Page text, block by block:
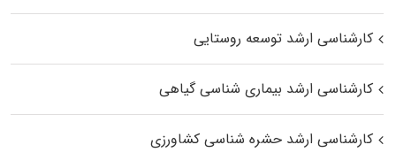
کارشناسی ارشد توسعه روستایی
کارشناسی ارشد بیماری‌ شناسی گیاهی
کارشناسی ارشد حشره‌ شناسی کشاورزی